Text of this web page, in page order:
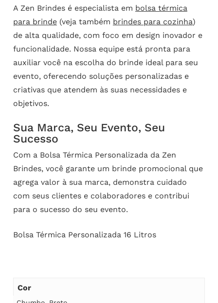
A Zen Brindes é especialista em bolsa térmica
para brinde(veja também brindes para cozinha)
de alta qualidade, com foco em design inovador e
funcionalidade. Nossa equipe está pronta para
auxiliar você na escolha do brinde ideal para seu
evento, oferecendo soluções personalizadas e
criativas que atendem às suas necessidades e
objetivos.
Sua Marca, Seu Evento, Seu
Sucesso
Com a Bolsa Térmica Personalizada da Zen
Brindes, você garante um brinde promocional que
agrega valor à sua marca, demonstra cuidado
com seus clientes e colaboradores e contribui
para o sucesso do seu evento.
Bolsa Térmica Personalizada 16 Litros
Cor